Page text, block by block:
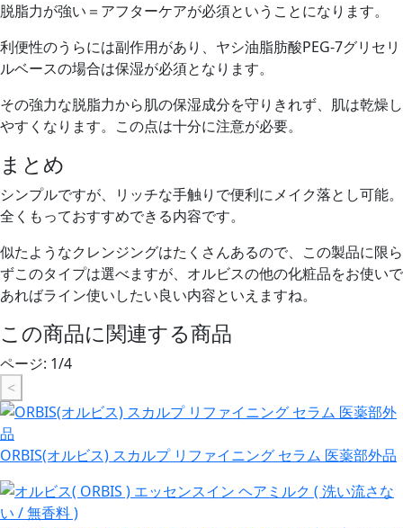
脱脂力が強い＝アフターケアが必須ということになります。
利便性のうらには副作用があり、ヤシ油脂肪酸PEG-7グリセリ
ルベースの場合は保湿が必須となります。
その強力な脱脂力から肌の保湿成分を守りきれず、肌は乾燥し
やすくなります。この点は十分に注意が必要。
まとめ
シンプルですが、リッチな手触りで便利にメイク落とし可能。
全くもっておすすめできる内容です。
似たようなクレンジングはたくさんあるので、この製品に限ら
ずこのタイプは選べますが、オルビスの他の化粧品をお使いで
あればライン使いしたい良い内容といえますね。
この商品に関連する商品
ページ: 1/4
<
ORBIS(オルビス) スカルプ リファイニング セラム 医薬部外品